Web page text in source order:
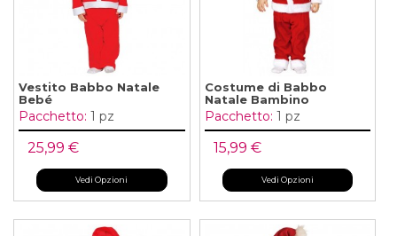
Vestito Babbo Natale
Bebé
Pacchetto: 1 pz
25,99 €
Vedi Opzioni
Costume di Babbo
Natale Bambino
Pacchetto: 1 pz
15,99 €
Vedi Opzioni